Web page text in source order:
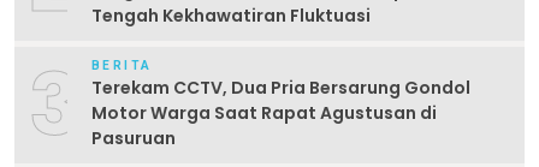
Tengah Kekhawatiran Fluktuasi
3 BERITA
Terekam CCTV, Dua Pria Bersarung Gondol
Motor Warga Saat Rapat Agustusan di
Pasuruan